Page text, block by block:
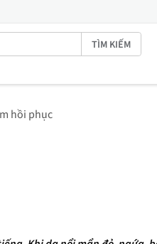
TÌM KIẾM
hồi phục